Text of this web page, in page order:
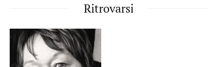
Ritrovarsi